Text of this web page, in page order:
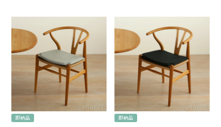
即納品 即納品